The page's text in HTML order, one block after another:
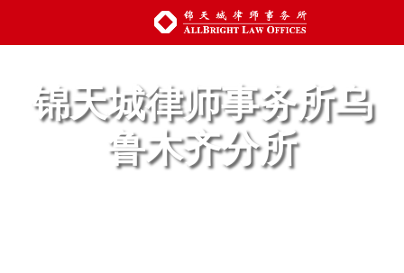
锦天城律师事务所乌
鲁木齐分所